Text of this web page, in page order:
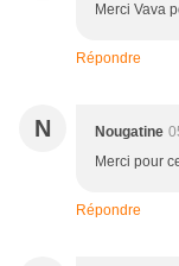
Merci Vava
Répondre
N Nougatine
Merci pour
Répondre